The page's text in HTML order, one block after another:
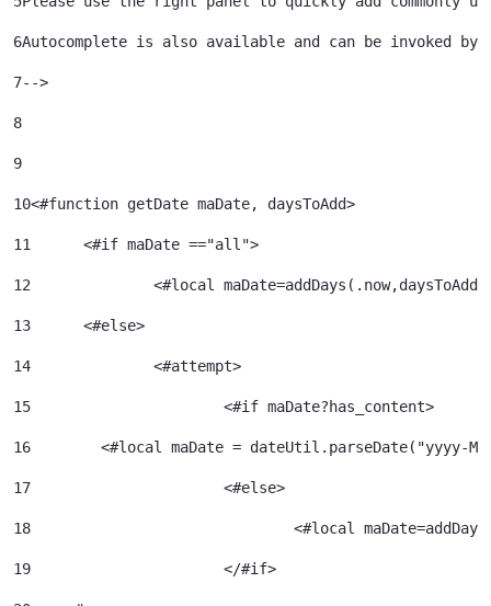
6Autocomplete is also available and can be invoked
7-->
8
9
10<#function getDate maDate, daysToAdd>
11
	<#if maDate =="all">
12
<#local
13
	<#else>
14
		<#attempt>
15
			<#if maDate?has_content>
16
<#local maDate = dateUtil.parseDate("yyyy-
17
			<#else>
18
<#local
19
			</#if>